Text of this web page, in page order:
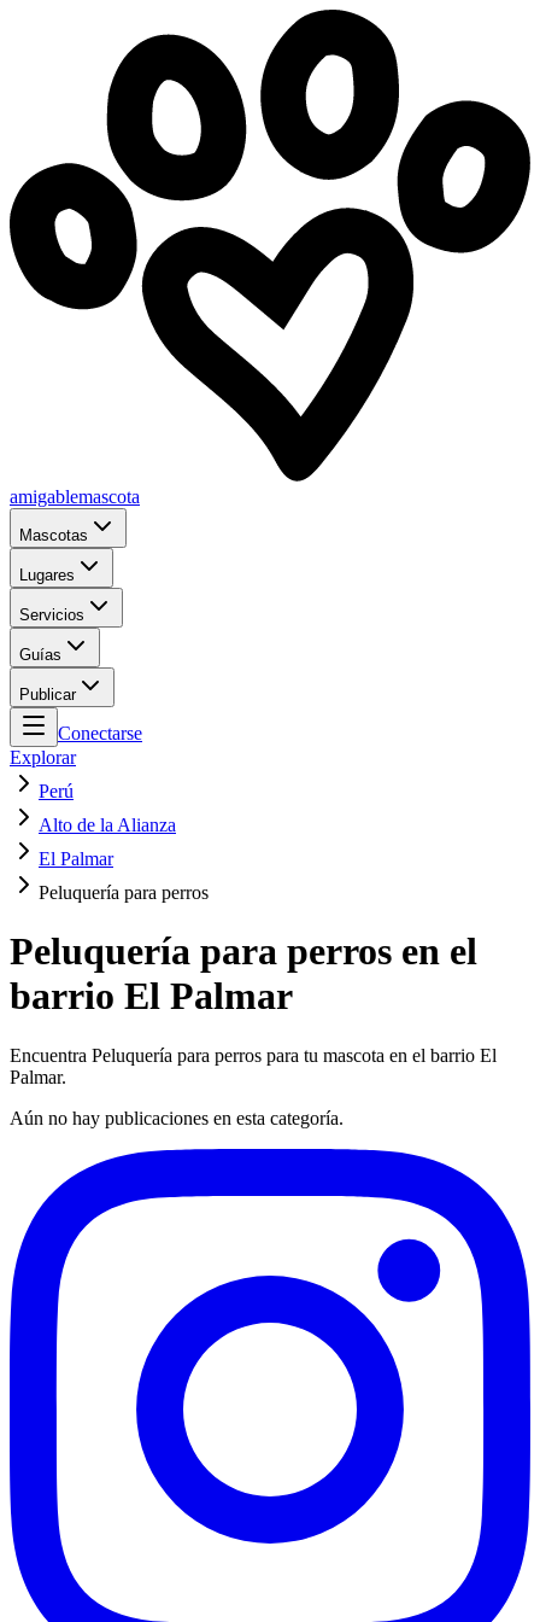
amigablemascota
Mascotas
Lugares
Servicios
Guías
Publicar
Conectarse
Explorar
Perú
Alto de la Alianza
El Palmar
Peluquería para perros
Peluquería para perros en el
barrio El Palmar
Encuentra Peluquería para perros para tu mascota en el barrio El
Palmar.
Aún no hay publicaciones en esta categoría.